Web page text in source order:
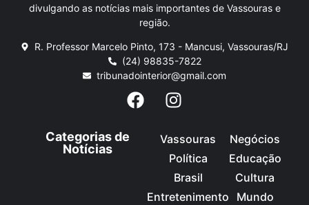
divulgando as notícias mais importantes de Vassouras e
região.
R. Professor Marcelo Pinto, 173 - Mancusi, Vassouras/RJ
(24) 98835-7822
tribunadointerior@gmail.com
Categorias de
Notícias
Vassouras
Política
Brasil
Entretenimento
Negócios
Educação
Cultura
Mundo